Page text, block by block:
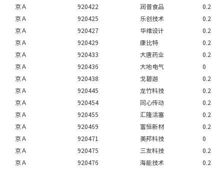
京Ａ 920422 润普食品
0.2
京Ａ
920425 乐创技术
0.2
京Ａ
920427 华维设计
0.2
京Ａ
920429 康比特
0.2
京Ａ
920433 大唐药业
0.2
京Ａ
920436 大地电气
0
京Ａ
920438 戈碧迦
0.2
京Ａ
920445 龙竹科技
0.2
京Ａ
920454 同心传动
0.2
京Ａ
920455 汇隆活塞
0.2
京Ａ
920469 富恒新材
0.2
京Ａ
920471 美邦科技
0
京Ａ
920475 三友科技
0.2
京Ａ
920476 海能技术
0.2